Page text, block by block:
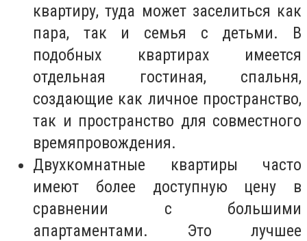
квартиру, туда может заселиться как
пара, так и семья с детьми. В
подобных квартирах имеется
отдельная гостиная, спальня,
создающие как личное пространство,
так и пространство для совместного
времяпровождения.
Двухкомнатные квартиры часто
имеют более доступную цену в
сравнении с большими
апартаментами. Это лучшее